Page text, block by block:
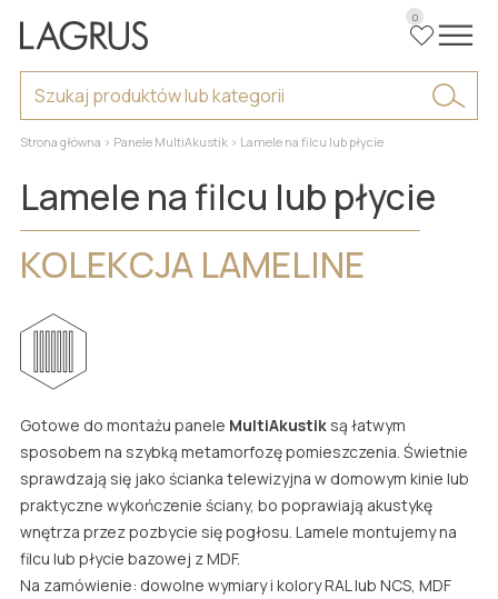
DRZWI
DRZWI WEWNĘTRZNE
WSZYSTKIE MODELE
DRZWI INWESTYCYJNE I
TECHNICZNE
Drzwi lakierowane
LISTWY
LISTWY PRZYPODŁOGOWE
WSZYSTKIE MODELE
Listwy lakierowane
Listwy fornirowane
Listwy nowoczesne
PANELE ŚCIENNE
PANELE ŚCIENNE
WSZYSTKIE MODELE
Lamele na filcu
Lamele na płycie
O LAGRUS
O firmie
Dlaczego my
Realizacje
DO POBRANIA
STREFA PARTNERA
Współpraca
GDZIE KUPIĆ
KONTAKT
PL
0
Strona główna > Panele MultiAkustik > Lamele na filcu lub płycie
Lamele na filcu lub płycie
KOLEKCJA LAMELINE
Gotowe do montażu panele MultiAkustiksą łatwym
sposobem na szybką metamorfozę pomieszczenia. Świetnie
sprawdzają się jako ścianka telewizyjna w domowym kinie lub
praktyczne wykończenie ściany, bo poprawiają akustykę
wnętrza przez pozbycie się pogłosu. Lamele montujemy na
filcu lub płycie bazowej z MDF.
Na zamówienie: dowolne wymiary i kolory RAL lub NCS, MDF